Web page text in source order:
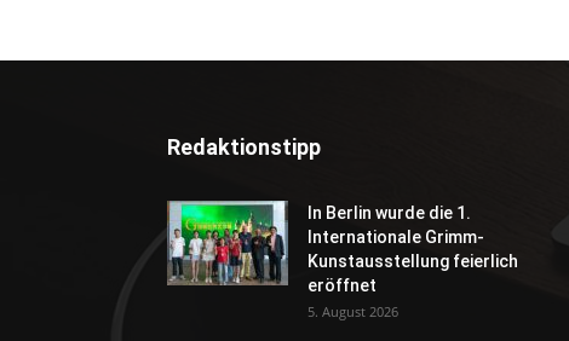
Redaktionstipp
In Berlin wurde die 1.
Internationale Grimm-
Kunstausstellung feierlich
eröffnet
5. August 2026